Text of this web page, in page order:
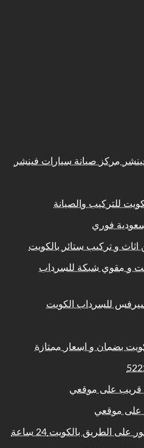
مركز صيانة سيارات فينشر
للتركيب والصيانة
فوري
و تركيب ستائر بالكويت
و مقوي شبكة للسرداب
للسرداب الكويت
بضمان و اسعار ممتازة
قريب على موقعي
على موقعي
الطريق بالكويت 24 ساعة